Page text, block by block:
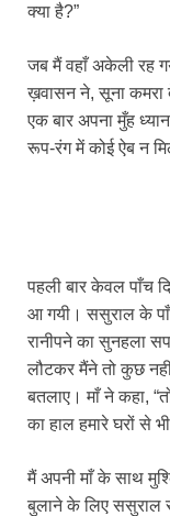
क्या है?”
जब मैं वहाँ अकेली रह
ख़वासन ने, सूना कमरा
एक बार अपना मुँह
रूप-रंग में कोई ऐब न
पहली बार केवल पाँच
आ गयी। ससुराल के
रानीपने का सुनहला
लौटकर मैंने तो कुछ
बतलाए। माँ ने कहा,
का हाल हमारे घरों से
मैं अपनी माँ के साथ
बुलाने के लिए ससुराल